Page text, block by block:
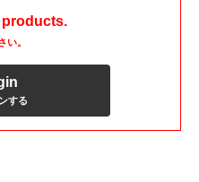
products.
い。
する